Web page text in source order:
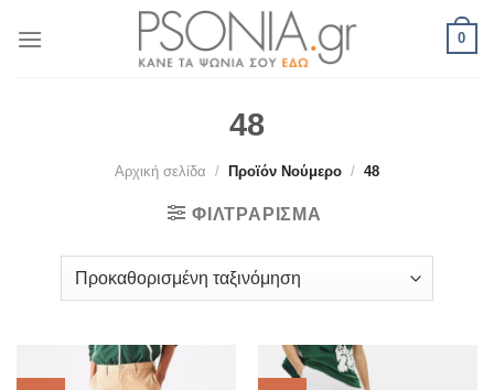
0
48
Αρχική σελίδα / Προϊόν Νούμερο / 48
ΦΙΛΤΡΆΡΙΣΜΑ